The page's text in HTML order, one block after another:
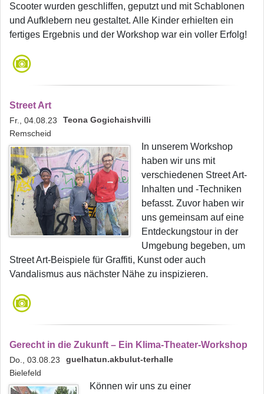
Scooter wurden geschliffen, geputzt und mit Schablonen
und Aufklebern neu gestaltet. Alle Kinder erhielten ein
fertiges Ergebnis und der Workshop war ein voller Erfolg!
Street Art
Fr., 04.08.23 Teona Gogichaishvilli
Remscheid
In unserem Workshop
haben wir uns mit
verschiedenen Street Art-
Inhalten und -Techniken
befasst. Zuvor haben wir
uns gemeinsam auf eine
Entdeckungstour in der
Umgebung begeben, um
Street Art-Beispiele für Graffiti, Kunst oder auch
Vandalismus aus nächster Nähe zu inspizieren.
Gerecht in die Zukunft – Ein Klima-Theater-Workshop
Do., 03.08.23 guelhatun.akbulut-terhalle
Bielefeld
Können wir uns zu einer